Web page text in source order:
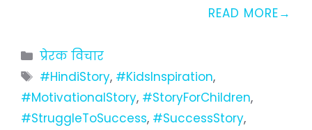
READ MORE
Categories
प्रेरक विचार
Tags
#HindiStory, #KidsInspiration,
#MotivationalStory, #StoryForChildren,
#StruggleToSuccess, #SuccessStory,